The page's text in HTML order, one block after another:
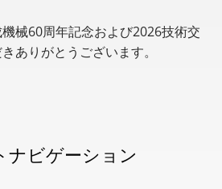
械60周年記念および2026技術交
ありがとうございます。
ナビゲーション